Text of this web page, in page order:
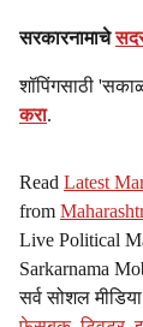
सरकारनामाचे
शॉपिंगसाठी
करा.
Read Latest
from
Live Political
Sarkarnama
सर्व सोशल